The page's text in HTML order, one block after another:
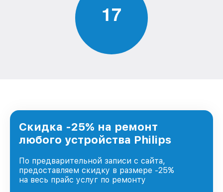
17
Скидка -25% на ремонт
любого устройства Philips
По предварительной записи с сайта,
предоставляем скидку в размере -25%
на весь прайс услуг по ремонту